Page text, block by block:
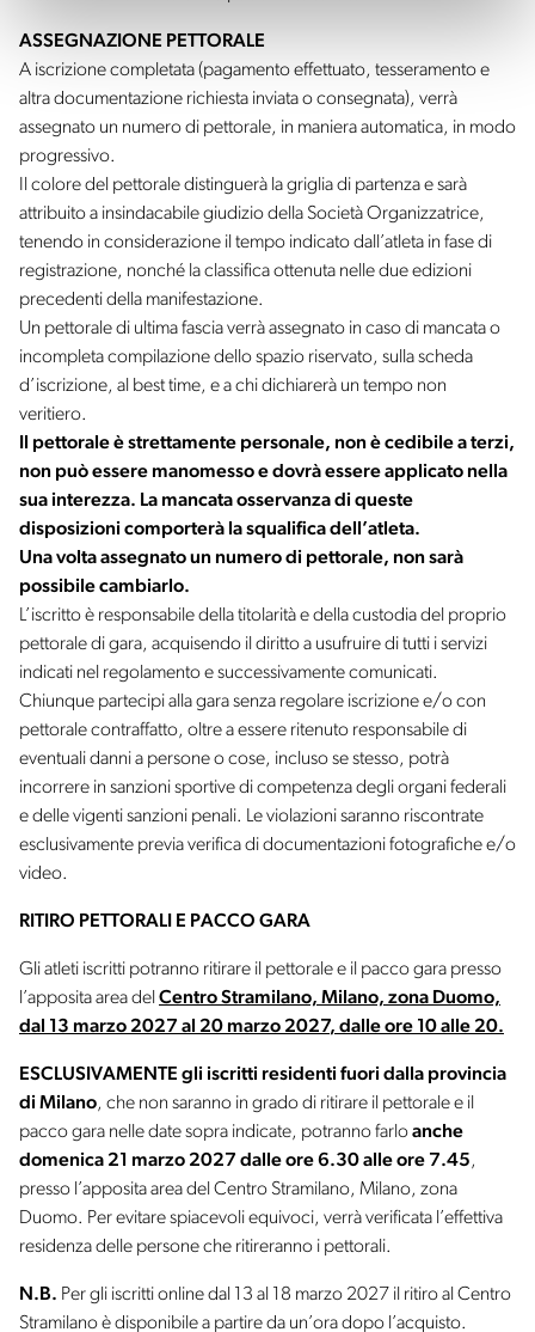
ASSEGNAZIONE PETTORALE
A iscrizione completata (pagamento effettuato, tesseramento e
altra documentazione richiesta inviata o consegnata), verrà
assegnato un numero di pettorale, in maniera automatica, in modo
progressivo.
Il colore del pettorale distinguerà la griglia di partenza e sarà
attribuito a insindacabile giudizio della Società Organizzatrice,
tenendo in considerazione il tempo indicato dall’atleta in fase di
registrazione, nonché la classifica ottenuta nelle due edizioni
precedenti della manifestazione.
Un pettorale di ultima fascia verrà assegnato in caso di mancata o
incompleta compilazione dello spazio riservato, sulla scheda
d’iscrizione, al best time, e a chi dichiarerà un tempo non
veritiero.
Il pettorale è strettamente personale, non è cedibile a terzi,
non può essere manomesso e dovrà essere applicato nella
sua interezza. La mancata osservanza di queste
disposizioni comporterà la squalifica dell’atleta.
Una volta assegnato un numero di pettorale, non sarà
possibile cambiarlo.
L’iscritto è responsabile della titolarità e della custodia del proprio
pettorale di gara, acquisendo il diritto a usufruire di tutti i servizi
indicati nel regolamento e successivamente comunicati.
Chiunque partecipi alla gara senza regolare iscrizione e/o con
pettorale contraffatto, oltre a essere ritenuto responsabile di
eventuali danni a persone o cose, incluso se stesso, potrà
incorrere in sanzioni sportive di competenza degli organi federali
e delle vigenti sanzioni penali. Le violazioni saranno riscontrate
esclusivamente previa verifica di documentazioni fotografiche e/o
video.
RITIRO PETTORALI E PACCO GARA
Gli atleti iscritti potranno ritirare il pettorale e il pacco gara presso
l’apposita area del Centro Stramilano, Milano, zona Duomo,
dal 13 marzo 2027 al 20 marzo 2027, dalle ore 10 alle 20.
ESCLUSIVAMENTE gli iscritti residenti fuori dalla provincia
di Milano, che non saranno in grado di ritirare il pettorale e il
pacco gara nelle date sopra indicate, potranno farloanche
domenica 21 marzo 2027 dalle ore 6.30 alle ore 7.45,
presso l’apposita area del Centro Stramilano, Milano, zona
Duomo. Per evitare spiacevoli equivoci, verrà verificata l’effettiva
residenza delle persone che ritireranno i pettorali.
N.B. Per gli iscritti online dal 13 al 18 marzo 2027 il ritiro al Centro
Stramilano è disponibile a partire da un’ora dopo l’acquisto.